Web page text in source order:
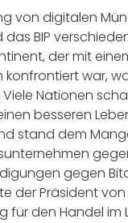
von digitalen
BIP
der mit
konfrontiert war,
Viele Nationen
besseren
stand dem
gegen
der Präsident von
für den Handel im